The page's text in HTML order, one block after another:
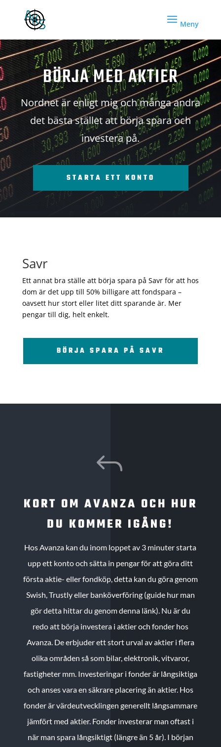
BÖRJA MED AKTIER
Nordnet är enligt mig och många andra
det bästa stället att börja spara och
investera på.
STARTA ETT KONTO
Savr
Ett annat bra ställe att börja spara på Savr för att hos
dom är det upp till 50% billigare att fondspara –
oavsett hur stort eller litet ditt sparande är. Mer
pengar till dig, helt enkelt.
BÖRJA SPARA PÅ SAVR
J
KORT OM AVANZA OCH HUR
DU KOMMER IGÅNG!
Hos Avanza kan du inom loppet av 3 minuter starta
upp ett konto och sätta in pengar för att göra ditt
första aktie- eller fondköp, detta kan du göra genom
Swish, Trustly eller banköverföring (guide hur man
gör detta hittar du genom denna länk). Nu är du
redo att börja investera i aktier och fonder hos
Avanza. De erbjuder ett stort urval av aktier i flera
olika områden så som bilar, elektronik, vitvaror,
fastigheter mm. Investeringar i fonder är långsiktiga
och anses vara en säkrare placering än aktier. Hos
fonder är värdeutvecklingen generellt långsammare
jämfört med aktier. Fonder investerar man oftast i
när man spara långsiktigt (längre än 5 år). I början